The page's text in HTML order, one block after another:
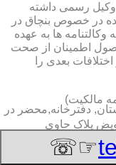
رسمی داشته
در خصوص بنچاق در
وکالتنامه ها به عهده
اطمینان از صحت
بعدی را
پلاک حاوی
مدل ، رنگ ، شماره
دفترخانه,محضر در
☞☏